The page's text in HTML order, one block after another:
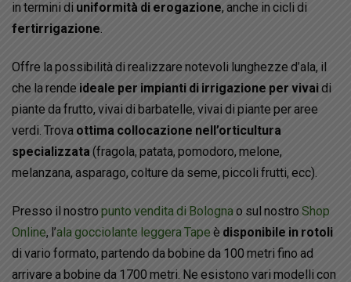
in termini di uniformità di erogazione, anche in cicli di
fertirrigazione
Offre la possibilità di realizzare notevoli lunghezze d’ala, il
che la rende ideale per impianti di irrigazione per vivaidi
piante da frutto, vivai di barbatelle, vivai di piante per aree
verdi. Trova ottima collocazione nell’orticultura
specializzata (fragola, patata, pomodoro, melone,
melanzana, asparago, colture da seme, piccoli frutti, ecc).
Presso il nostro punto vendita di Bologna o sul nostro Shop
Online, l’ala gocciolante leggera Tape è disponibile in rotoli
di vario formato, partendo da bobine da 100 metri fino ad
arrivare a bobine da 1700 metri. Ne esistono vari modelli con